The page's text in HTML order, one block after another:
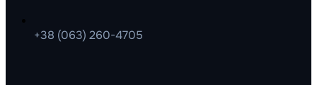
+38 (063) 260-4705